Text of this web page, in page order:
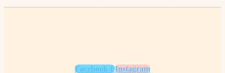
Facebook-f Instagram